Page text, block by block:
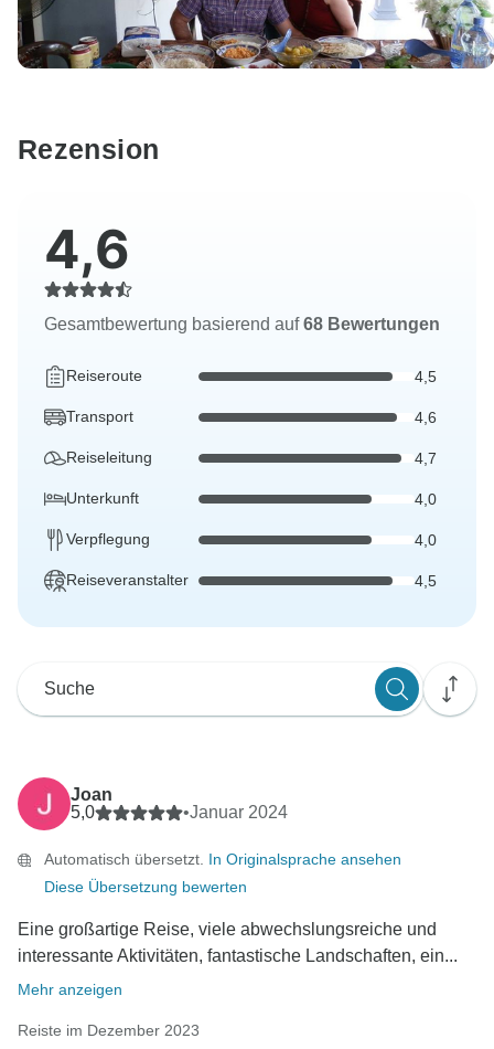
Rezension
4,6
Gesamtbewertung basierend auf68 Bewertungen
Reiseroute 4,5
Transport 4,6
Reiseleitung 4,7
Unterkunft 4,0
Verpflegung 4,0
Reiseveranstalter 4,5
Joan
5,0
•Januar 2024
Automatisch übersetzt. In Originalsprache ansehen
Diese Übersetzung bewerten
Eine großartige Reise, viele abwechslungsreiche und
interessante Aktivitäten, fantastische Landschaften, ein...
Mehr anzeigen
Reiste im Dezember 2023